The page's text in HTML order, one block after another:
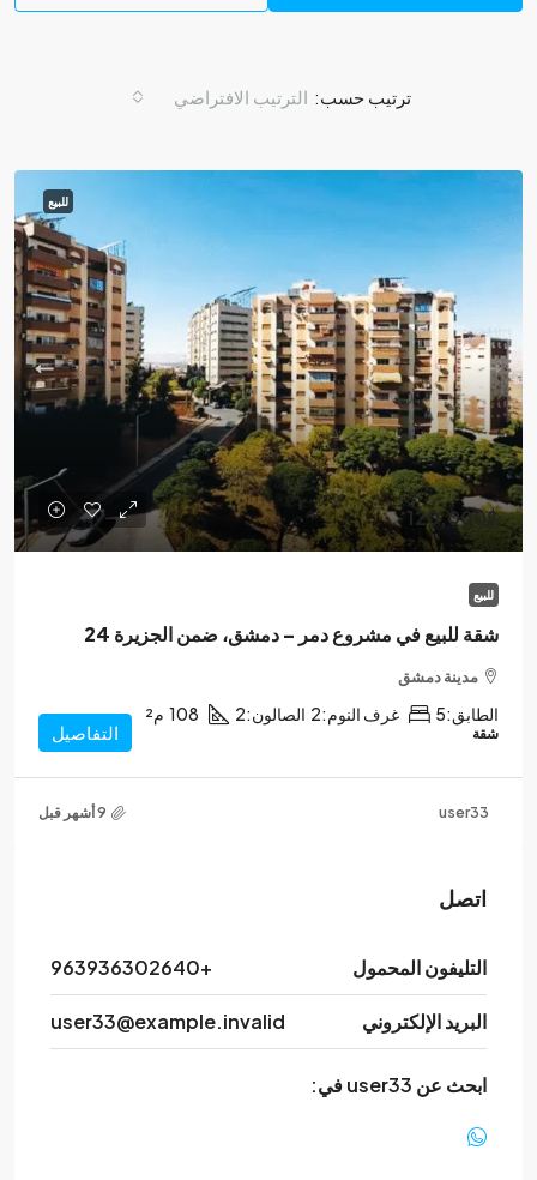
ترتيب حسب: الترتيب الافتراضي
للبيع
120,000$
للبيع
شقة للبيع في مشروع دمر – دمشق، ضمن الجزيرة 24
مدينة دمشق
الطابق:5 غرف النوم:2 الصالون:2
108 م²
شقة التفاصيل
user33
اتصل
التليفون المحمول +963936302640
البريد الإلكتروني user33@example.invalid
ابحث عن user33 في: